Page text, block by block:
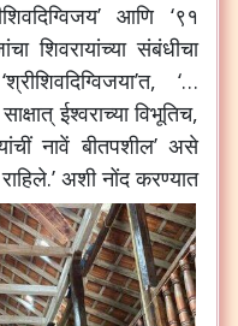
आणि ‘९१
शिवरायांच्या संबंधीचा
‘…
ईश्वराच्या विभूतिच,
नावें बीतपशील’ असे
अशी नोंद करण्यात